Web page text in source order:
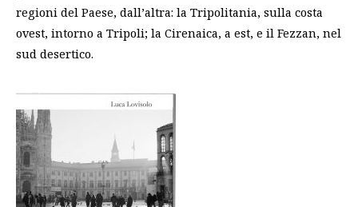
regioni del Paese, dall’altra: la Tripolitania, sulla costa
ovest, intorno a Tripoli; la Cirenaica, a est, e il Fezzan, nel
sud desertico.